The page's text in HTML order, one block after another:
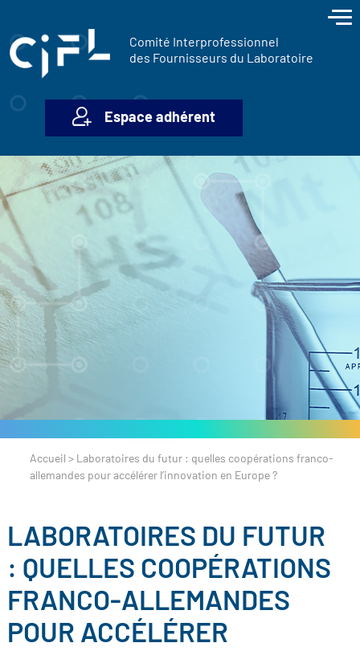
Comité Interprofessionnel
des Fournisseurs du Laboratoire
Espace adhérent
Accueil > Laboratoires du futur : quelles coopérations franco-
allemandes pour accélérer l’innovation en Europe ?
LABORATOIRES DU FUTUR
: QUELLES COOPÉRATIONS
FRANCO-ALLEMANDES
POUR ACCÉLÉRER